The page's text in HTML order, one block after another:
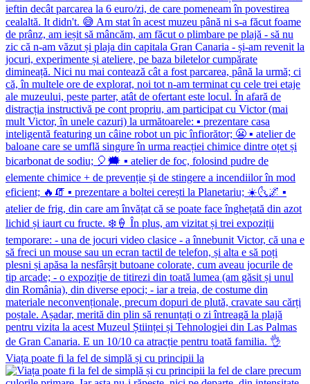
Viața poate fi la fel de simplă și cu principii la